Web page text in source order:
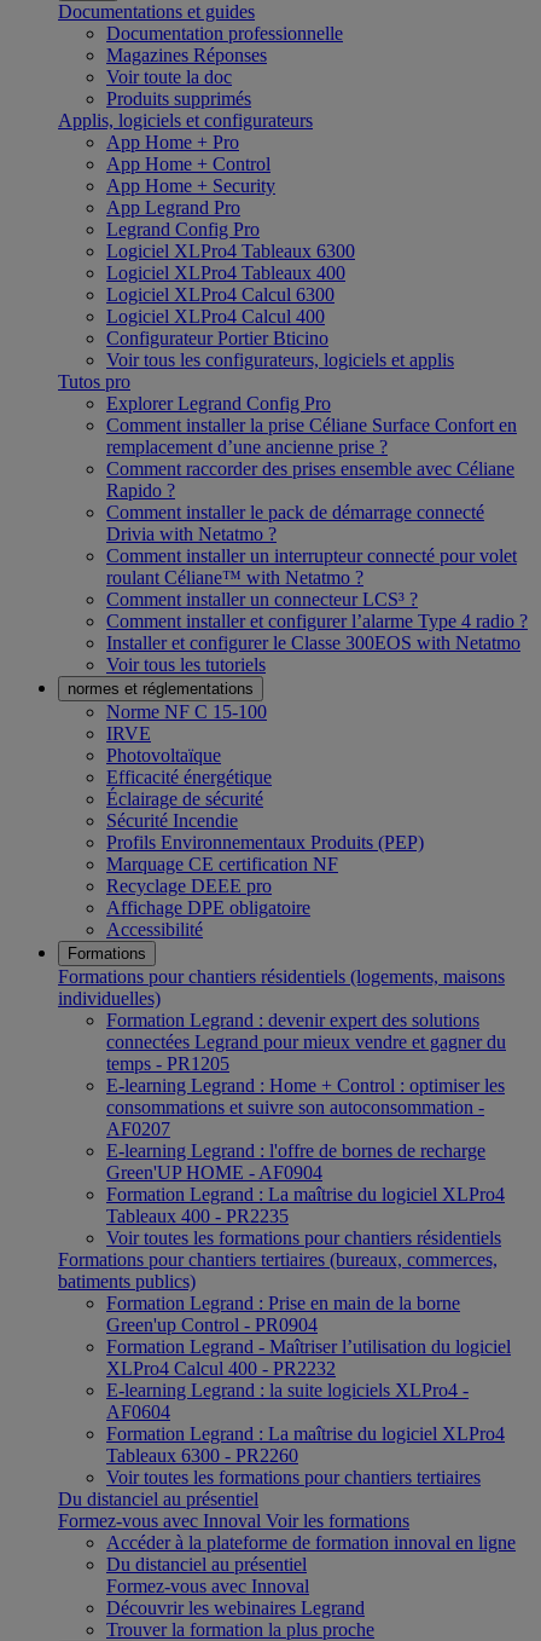
Documentations et guides
Documentation professionnelle
Magazines Réponses
Voir toute la doc
Produits supprimés
Applis, logiciels et configurateurs
App Home + Pro
App Home + Control
App Home + Security
App Legrand Pro
Legrand Config Pro
Logiciel XLPro4 Tableaux 6300
Logiciel XLPro4 Tableaux 400
Logiciel XLPro4 Calcul 6300
Logiciel XLPro4 Calcul 400
Configurateur Portier Bticino
Voir tous les configurateurs, logiciels et applis
Tutos pro
Explorer Legrand Config Pro
Comment installer la prise Céliane Surface Confort en
remplacement d’une ancienne prise ?
Comment raccorder des prises ensemble avec Céliane
Rapido ?
Comment installer le pack de démarrage connecté
Drivia with Netatmo ?
Comment installer un interrupteur connecté pour volet
roulant Céliane™ with Netatmo ?
Comment installer un connecteur LCS³ ?
Comment installer et configurer l’alarme Type 4 radio ?
Installer et configurer le Classe 300EOS with Netatmo
Voir tous les tutoriels
normes et réglementations
Norme NF C 15-100
IRVE
Photovoltaïque
Efficacité énergétique
Éclairage de sécurité
Sécurité Incendie
Profils Environnementaux Produits (PEP)
Marquage CE certification NF
Recyclage DEEE pro
Affichage DPE obligatoire
Accessibilité
Formations
Formations pour chantiers résidentiels (logements, maisons
individuelles)
Formation Legrand : devenir expert des solutions
connectées Legrand pour mieux vendre et gagner du
temps - PR1205
E-learning Legrand : Home + Control : optimiser les
consommations et suivre son autoconsommation -
AF0207
E-learning Legrand : l'offre de bornes de recharge
Green'UP HOME - AF0904
Formation Legrand : La maîtrise du logiciel XLPro4
Tableaux 400 - PR2235
Voir toutes les formations pour chantiers résidentiels
Formations pour chantiers tertiaires (bureaux, commerces,
batiments publics)
Formation Legrand : Prise en main de la borne
Green'up Control - PR0904
Formation Legrand - Maîtriser l’utilisation du logiciel
XLPro4 Calcul 400 - PR2232
E-learning Legrand : la suite logiciels XLPro4 -
AF0604
Formation Legrand : La maîtrise du logiciel XLPro4
Tableaux 6300 - PR2260
Voir toutes les formations pour chantiers tertiaires
Du distanciel au présentiel
Formez-vous avec Innoval Voir les formations
Accéder à la plateforme de formation innoval en ligne
Du distanciel au présentiel
Formez-vous avec Innoval
Découvrir les webinaires Legrand
Trouver la formation la plus proche